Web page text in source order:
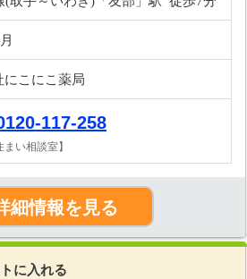
にこにこ薬局
117-258
まい相談室】
細情報を見る
に入れる